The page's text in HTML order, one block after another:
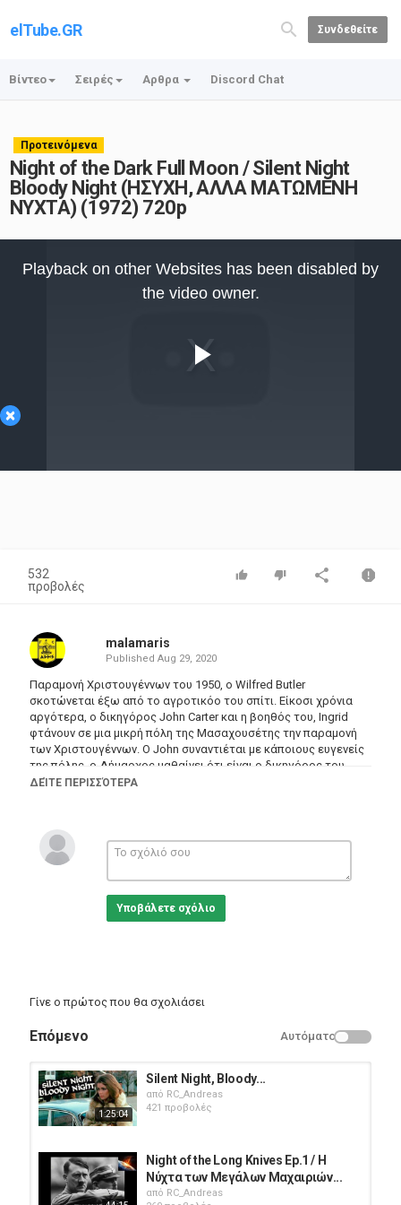
elTube.GR Συνδεθείτε
Βίντεο Σειρές Αρθρα Discord Chat
Προτεινόμενα
Night of the Dark Full Moon / Silent Night
Bloody Night (ΗΣΥΧΗ, ΑΛΛΑ ΜΑΤΩΜΕΝΗ
ΝΥΧΤΑ) (1972) 720p
×
Video
Playback on other Websites has been disabled by
the video owner.
532
προβολές
malamaris
Published Aug 29, 2020
Παραμονή Χριστουγέννων του 1950, o Wilfred Butler
σκοτώνεται έξω από το αγροτικόo του σπίτι. Είκοσι χρόνια
αργότερα, ο δικηγόρος John Carter και η βοηθός του, Ingrid
φτάνουν σε μια μικρή πόλη της Μασαχουσέτης την παραμονή
των Χριστουγέννων. Ο John συναντιέται με κάποιους ευγενείς
της πόλης, ο Δήμαρχος μαθαίνει ότι είναι ο δικηγόρος του
Jeffrey Butler, εγγονός του Wilfred, και θέλει να πουλήσει το
για να τελειώσουν με την με την υπόθεση κάτι που δεν θα τους
βγει σε καλό.
Director: Theodore Gershuny
Writers: Theodore Gershuny, Jeffrey Konvitz
Stars: Patrick O\'Neal, James Patterson, Mary Woronov
ΔΕΊΤΕ ΠΕΡΙΣΣΌΤΕΡΑ
Υποβάλετε σχόλιο
Γίνε ο πρώτος που θα σχολιάσει
Επόμενο Αυτόματο
1:25:04
Silent Night, Bloody...
από RC_Andreas
421 προβολές
Night of the Long Knives Ep.1 / Η
Νύχτα των Μεγάλων Μαχαιριών...
από RC_Andreas